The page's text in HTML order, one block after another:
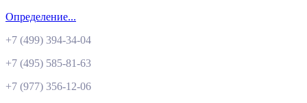
Определение...
+7 (499) 394-34-04
+7 (495) 585-81-63
+7 (977) 356-12-06